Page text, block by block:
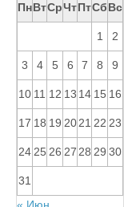
ПнВтСрЧтПтСбВс
1 2
3 4 5 6 7 8 9
10 11 12 13 14 15 16
17 18 19 2021 22 23
2425 26 2728 29 30
31